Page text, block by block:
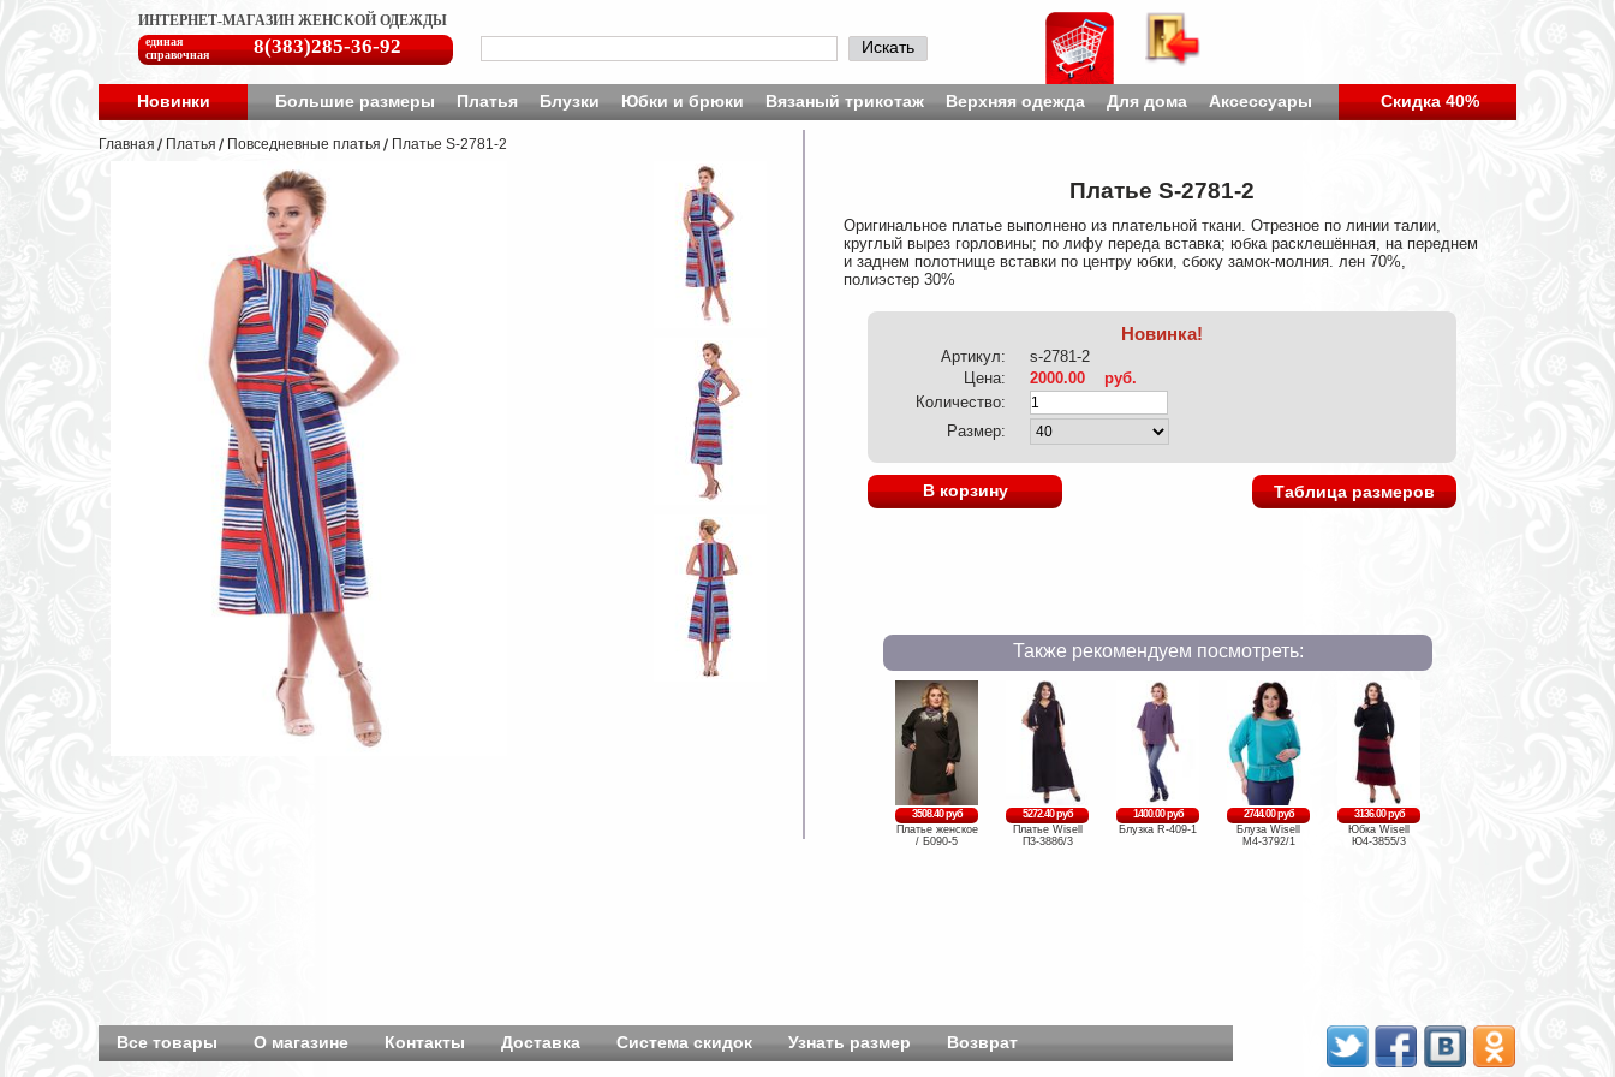
ИНТЕРНЕТ-МАГАЗИН ЖЕНСКОЙ ОДЕЖДЫ
единая
справочная
8(383)285-36-92 Искать
Новинки Большие размеры Платья Блузки Юбки и брюки Вязаный трикотаж Верхняя одежда Для дома Аксессуары Скидка 40%
Главная Платья Повседневные платья Платье S-2781-2
Платье S-2781-2
Оригинальное платье выполнено из плательной ткани. Отрезное по линии талии,
круглый вырез горловины; по лифу переда вставка; юбка расклешённая, на переднем
и заднем полотнище вставки по центру юбки, сбоку замок-молния. лен 70%,
полиэстер 30%
Новинка!
Артикул:
s-2781-2
Цена:
2000.00
руб.
Количество:
Размер:
В корзину Таблица размеров
Также рекомендуем посмотреть:
3508.40 руб
Платье женское
/ Б090-5
5272.40 руб
Платье Wisell
П3-3886/3
1400.00 руб
Блузка R-409-1
2744.00 руб
Блуза Wisell
М4-3792/1
3136.00 руб
Юбка Wisell
Ю4-3855/3
Все товары О магазине Контакты Доставка Система скидок Узнать размер Возврат